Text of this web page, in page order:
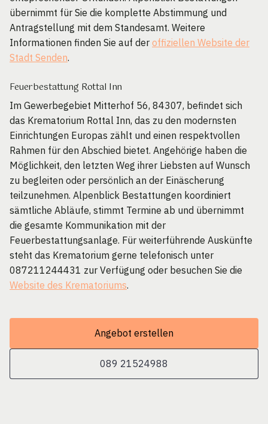
übernimmt für Sie die komplette Abstimmung und
Antragstellung mit dem Standesamt. Weitere
Informationen finden Sie auf der offiziellen Website der
Stadt Senden.
Feuerbestattung Rottal Inn
Im Gewerbegebiet Mitterhof 56, 84307, befindet sich
das Krematorium Rottal Inn, das zu den modernsten
Einrichtungen Europas zählt und einen respektvollen
Rahmen für den Abschied bietet. Angehörige haben die
Möglichkeit, den letzten Weg ihrer Liebsten auf Wunsch
zu begleiten oder persönlich an der Einäscherung
teilzunehmen. Alpenblick Bestattungen koordiniert
sämtliche Abläufe, stimmt Termine ab und übernimmt
die gesamte Kommunikation mit der
Feuerbestattungsanlage. Für weiterführende Auskünfte
steht das Krematorium gerne telefonisch unter
087211244431 zur Verfügung oder besuchen Sie die
Website des Krematoriums.
Angebot erstellen
089 21524988